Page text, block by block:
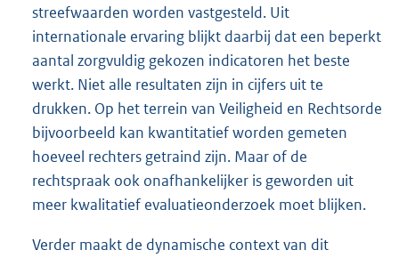
streefwaarden worden vastgesteld. Uit
internationale ervaring blijkt daarbij dat een beperkt
aantal zorgvuldig gekozen indicatoren het beste
werkt. Niet alle resultaten zijn in cijfers uit te
drukken. Op het terrein van Veiligheid en Rechtsorde
bijvoorbeeld kan kwantitatief worden gemeten
hoeveel rechters getraind zijn. Maar of de
rechtspraak ook onafhankelijker is geworden uit
meer kwalitatief evaluatieonderzoek moet blijken.
Verder maakt de dynamische context van dit